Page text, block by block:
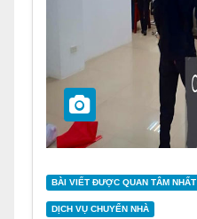
BÀI VIẾT ĐƯỢC QUAN TÂM NHẤT
DỊCH VỤ CHUYỂN NHÀ